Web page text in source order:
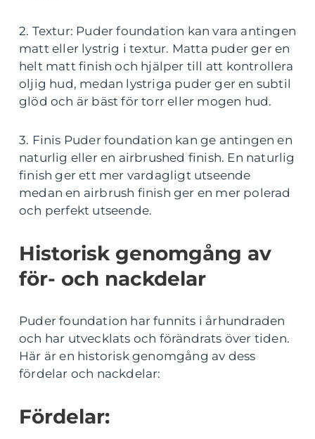
2. Textur: Puder foundation kan vara antingen
matt eller lystrig i textur. Matta puder ger en
helt matt finish och hjälper till att kontrollera
oljig hud, medan lystriga puder ger en subtil
glöd och är bäst för torr eller mogen hud.
3. Finis Puder foundation kan ge antingen en
naturlig eller en airbrushed finish. En naturlig
finish ger ett mer vardagligt utseende
medan en airbrush finish ger en mer polerad
och perfekt utseende.
Historisk genomgång av
för- och nackdelar
Puder foundation har funnits i århundraden
och har utvecklats och förändrats över tiden.
Här är en historisk genomgång av dess
fördelar och nackdelar:
Fördelar: